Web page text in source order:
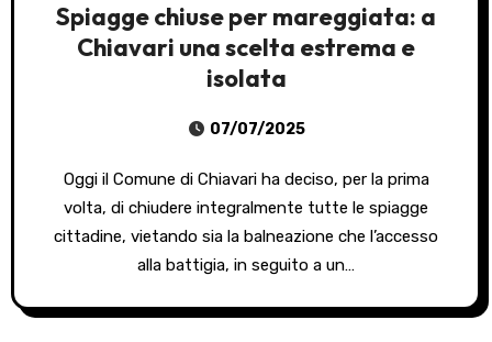
Spiagge chiuse per mareggiata: a
Chiavari una scelta estrema e
isolata
07/07/2025
Oggi il Comune di Chiavari ha deciso, per la prima
volta, di chiudere integralmente tutte le spiagge
cittadine, vietando sia la balneazione che l’accesso
alla battigia, in seguito a un…